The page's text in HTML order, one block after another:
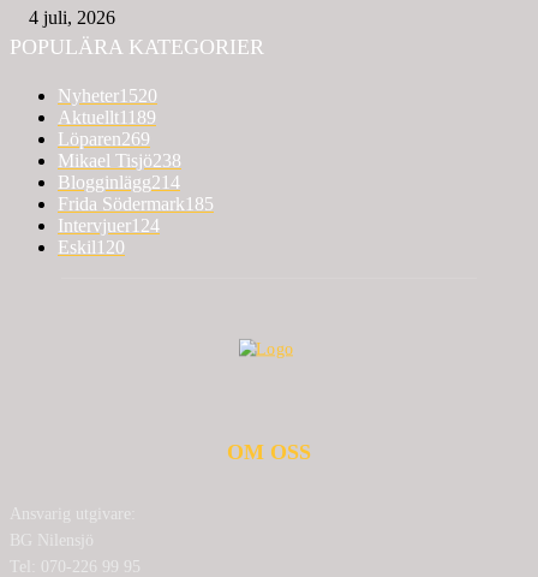
4 juli, 2026
POPULÄRA KATEGORIER
Nyheter1520
Aktuellt1189
Löparen269
Mikael Tisjö238
Blogginlägg214
Frida Södermark185
Intervjuer124
Eskil120
OM OSS
Ansvarig utgivare:
BG Nilensjö
Tel: 070-226 99 95